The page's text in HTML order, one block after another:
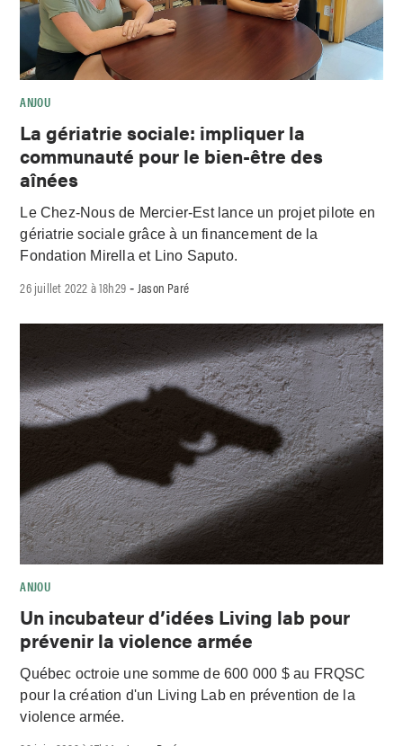
ANJOU
La gériatrie sociale: impliquer la
communauté pour le bien-être des
aînées
Le Chez-Nous de Mercier-Est lance un projet pilote en
gériatrie sociale grâce à un financement de la
Fondation Mirella et Lino Saputo.
26 juillet 2022 à 18h29 - Jason Paré
ANJOU
Un incubateur d’idées Living lab pour
prévenir la violence armée
Québec octroie une somme de 600 000 $ au FRQSC
pour la création d'un Living Lab en prévention de la
violence armée.